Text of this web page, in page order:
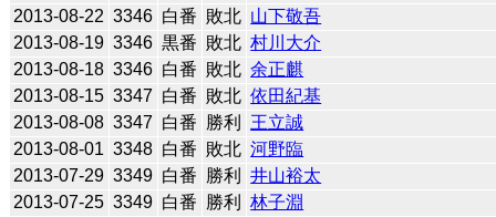
2013-08-22 3346 白番 敗北 山下敬吾
2013-08-19 3346 黒番 敗北 村川大介
2013-08-18 3346 白番 敗北 余正麒
2013-08-15 3347 白番 敗北 依田紀基
2013-08-08 3347 白番 勝利
王立誠
2013-08-01 3348 白番 敗北 河野臨
2013-07-29 3349 白番 勝利
井山裕太
2013-07-25 3349 白番 勝利
林子淵